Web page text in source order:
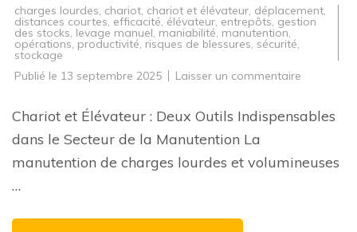
charges lourdes, chariot, chariot et élévateur, déplacement,
distances courtes, efficacité, élévateur, entrepôts, gestion
des stocks, levage manuel, maniabilité, manutention,
opérations, productivité, risques de blessures, sécurité,
stockage
Publié le 13 septembre 2025 Laisser un commentaire
de
Chariot
Chariot et Élévateur : Deux Outils Indispensables
dans le Secteur de la Manutention La
manutention de charges lourdes et volumineuses
…